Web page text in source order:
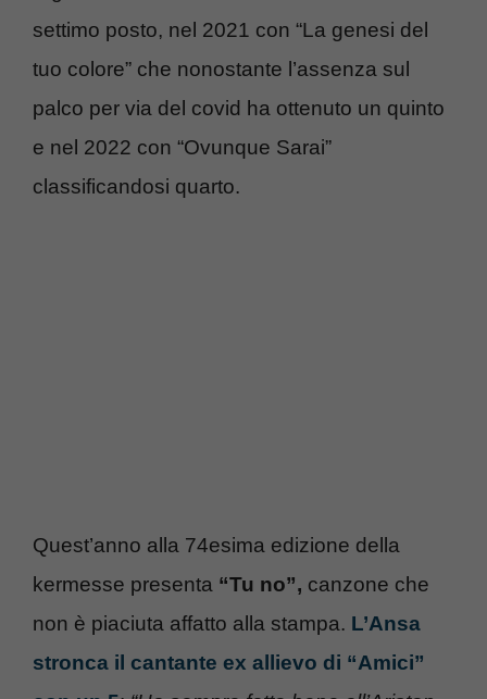
settimo posto, nel 2021 con “La genesi del
tuo colore” che nonostante l’assenza sul
palco per via del covid ha ottenuto un quinto
e nel 2022 con “Ovunque Sarai”
classificandosi quarto.
Quest’anno alla 74esima edizione della
kermesse presenta “Tu no”, canzone che
non è piaciuta affatto alla stampa. L’Ansa
stronca il cantante ex allievo di “Amici”